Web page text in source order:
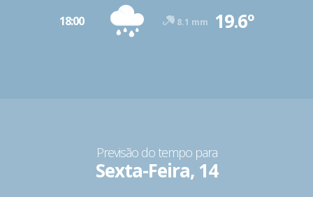
18:00 8.1 mm 19.6º
Previsão do tempo para
Sexta-Feira, 14